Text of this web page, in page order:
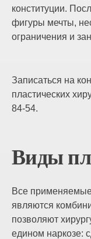
конституции.
фигуры мечты,
ограничения и
Записаться на
пластических
84-54.
Виды
Все
являются
позволяют
едином наркозе: